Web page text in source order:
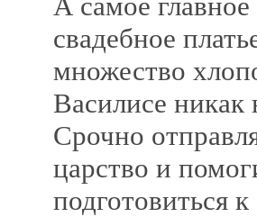
свадебное
множество
Василисе никак
Срочно
царство и
подготовиться к